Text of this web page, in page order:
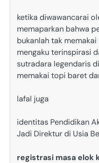
ketika diwawancarai
memaparkan bahwa
bukanlah tak memakai
mengaku terinspirasi
sutradara legendaris
memakai topi baret
lafal juga
identitas Pendidikan
Jadi Direktur di Usia
registrasi masa elok